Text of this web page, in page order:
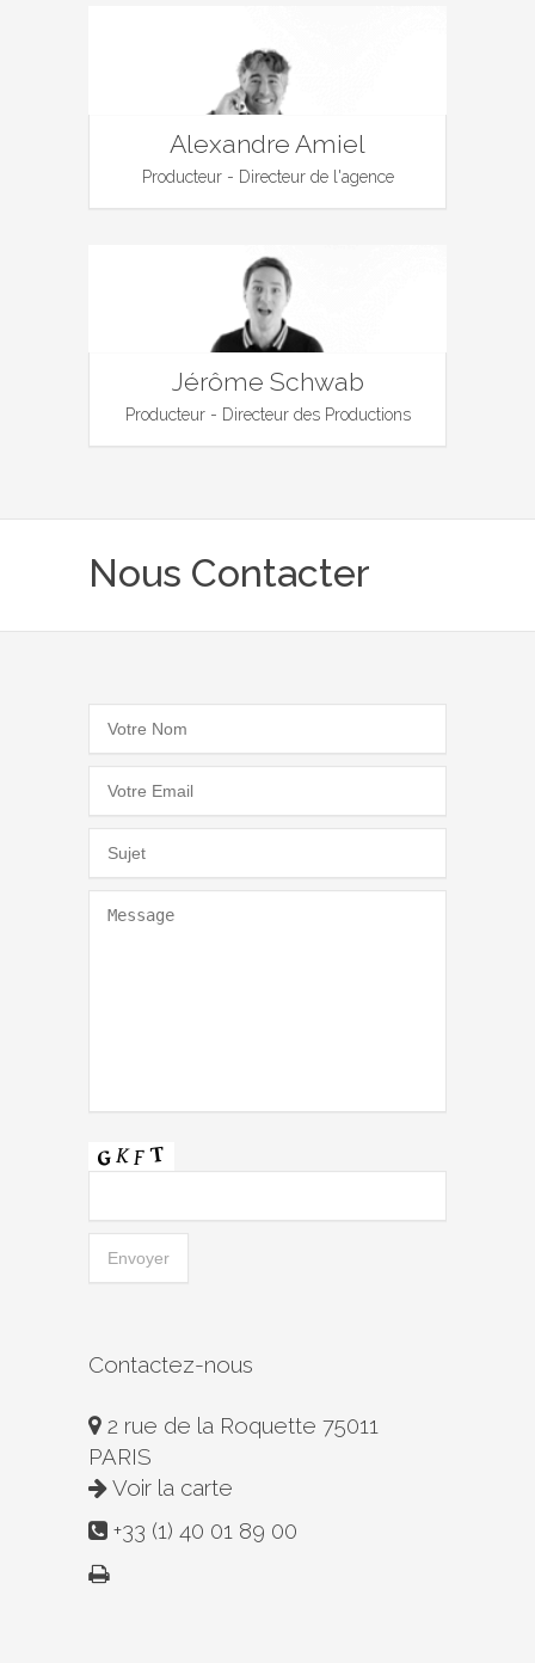
Alexandre Amiel
Producteur - Directeur de l'agence
Jérôme Schwab
Producteur - Directeur des Productions
Nous Contacter
Contactez-nous
2 rue de la Roquette 75011
PARIS
Voir la carte
+33 (1) 40 01 89 00